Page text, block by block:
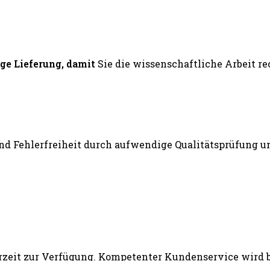
Lieferung, damit Sie die wissenschaftliche Arbeit
Fehlerfreiheit durch aufwendige Qualitätsprüfung